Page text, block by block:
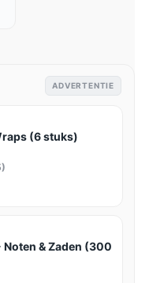
ADVERTENTIE
(6 stuks)
Noten & Zaden (300